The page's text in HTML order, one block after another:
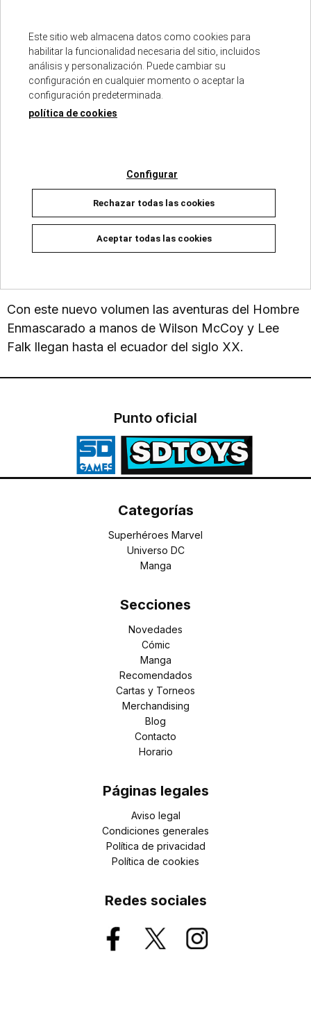
Hace cuatrocientos años, el único superviviente de
un ataque pirata llegó a una playa de Bengala,
donde fue encontrado por los nativos. Sobre la
calavera del asesino de su padre, hizo el Juramento
siglos, la línea continuó de padres a hijos, pero los
nativos creen que siempre es el mismo hombre
quién se encuentra bajo la máscara del Hombre
Con este nuevo volumen las aventuras del Hombre
Enmascarado a manos de Wilson McCoy y Lee
Falk llegan hasta el ecuador del siglo XX.
Punto oficial
Categorías
Superhéroes Marvel
Universo DC
Manga
Secciones
Novedades
Cómic
Manga
Recomendados
Cartas y Torneos
Merchandising
Blog
Contacto
Horario
Páginas legales
Aviso legal
Condiciones generales
Política de privacidad
Política de cookies
Redes sociales
Este sitio web almacena datos como cookies para
habilitar la funcionalidad necesaria del sitio, incluidos
análisis y personalización. Puede cambiar su
configuración en cualquier momento o aceptar la
configuración predeterminada.
política de cookies
Configurar
Rechazar todas las cookies
Aceptar todas las cookies